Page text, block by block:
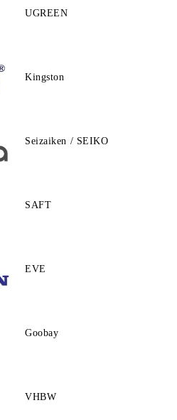
UGREEN
Kingston
Seizaiken / SEIKO
SAFT
EVE
Goobay
VHBW